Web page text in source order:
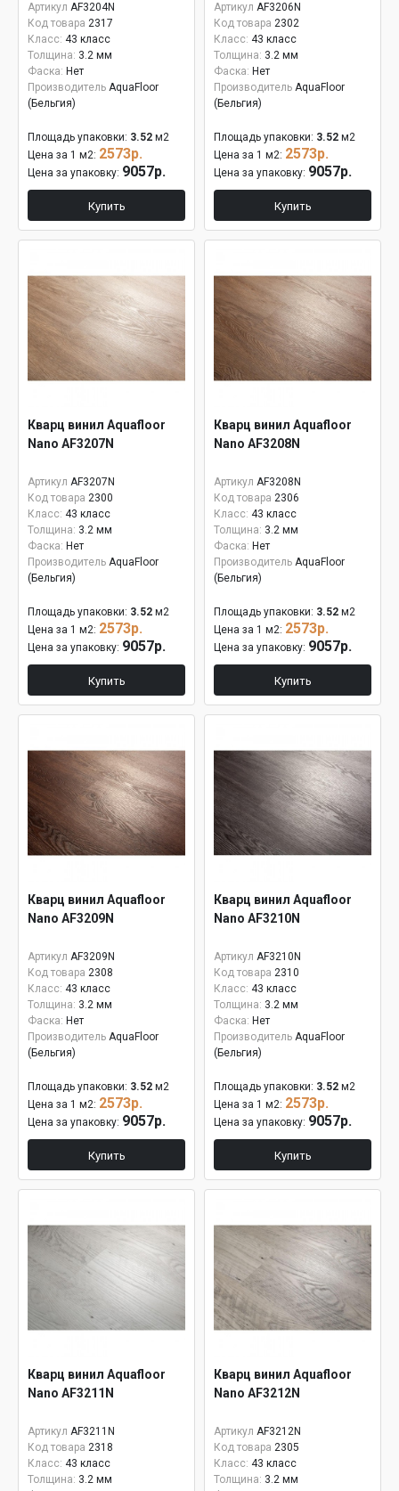
Артикул AF3204N
Код товара 2317
Класс: 43 класс
Толщина: 3.2 мм
Фаска: Нет
Производитель AquaFloor
(Бельгия)
Площадь упаковки: 3.52 м2
Цена за 1 м2: 2573р.
Цена за упаковку: 9057р.
Купить
Артикул AF3206N
Код товара 2302
Класс: 43 класс
Толщина: 3.2 мм
Фаска: Нет
Производитель AquaFloor
(Бельгия)
Площадь упаковки: 3.52 м2
Цена за 1 м2: 2573р.
Цена за упаковку: 9057р.
Купить
Кварц винил Aquafloor
Nano AF3207N
Артикул AF3207N
Код товара 2300
Класс: 43 класс
Толщина: 3.2 мм
Фаска: Нет
Производитель AquaFloor
(Бельгия)
Площадь упаковки: 3.52 м2
Цена за 1 м2: 2573р.
Цена за упаковку: 9057р.
Купить
Кварц винил Aquafloor
Nano AF3208N
Артикул AF3208N
Код товара 2306
Класс: 43 класс
Толщина: 3.2 мм
Фаска: Нет
Производитель AquaFloor
(Бельгия)
Площадь упаковки: 3.52 м2
Цена за 1 м2: 2573р.
Цена за упаковку: 9057р.
Купить
Кварц винил Aquafloor
Nano AF3209N
Артикул AF3209N
Код товара 2308
Класс: 43 класс
Толщина: 3.2 мм
Фаска: Нет
Производитель AquaFloor
(Бельгия)
Площадь упаковки: 3.52 м2
Цена за 1 м2: 2573р.
Цена за упаковку: 9057р.
Купить
Кварц винил Aquafloor
Nano AF3210N
Артикул AF3210N
Код товара 2310
Класс: 43 класс
Толщина: 3.2 мм
Фаска: Нет
Производитель AquaFloor
(Бельгия)
Площадь упаковки: 3.52 м2
Цена за 1 м2: 2573р.
Цена за упаковку: 9057р.
Купить
Кварц винил Aquafloor
Nano AF3211N
Артикул AF3211N
Код товара 2318
Класс: 43 класс
Толщина: 3.2 мм
Кварц винил Aquafloor
Nano AF3212N
Артикул AF3212N
Код товара 2305
Класс: 43 класс
Толщина: 3.2 мм